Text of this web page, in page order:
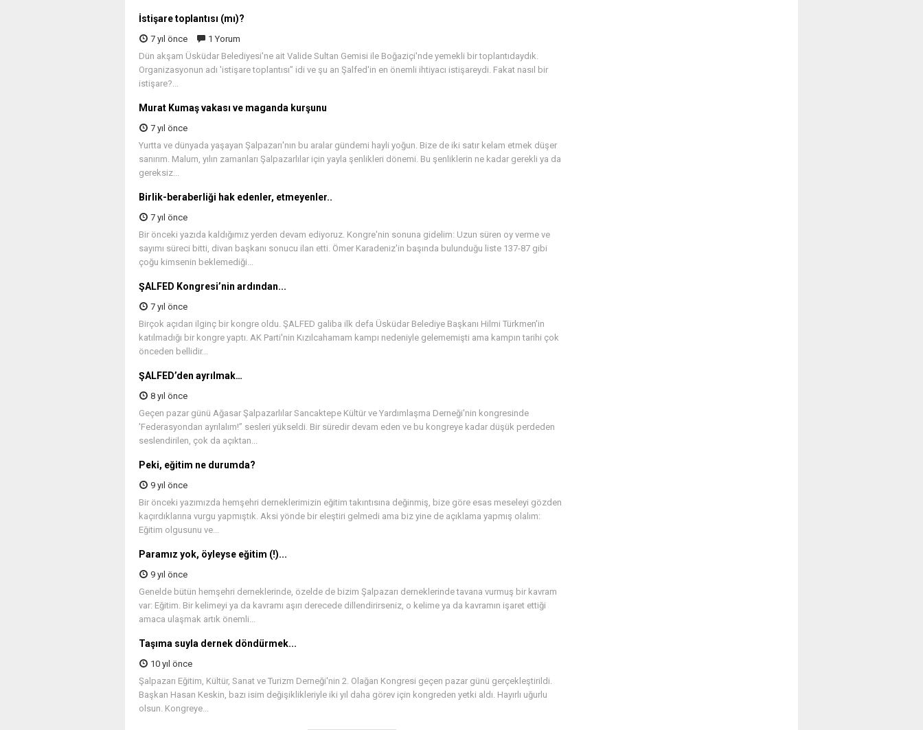
İstişare toplantısı (mı)?
7 yıl önce
1 Yorum
Dün akşam Üsküdar Belediyesi'ne ait Valide Sultan Gemisi ile Boğaziçi'nde yemekli bir toplantıdaydık.
Organizasyonun adı 'istişare toplantısı” idi ve şu an Şalfed'in en önemli ihtiyacı istişareydi. Fakat nasıl bir
istişare?...
Murat Kumaş vakası ve maganda kurşunu
7 yıl önce
Yurtta ve dünyada yaşayan Şalpazarı'nın bu aralar gündemi hayli yoğun. Bize de iki satır kelam etmek düşer
sanırım. Malum, yılın zamanları Şalpazarlılar için yayla şenlikleri dönemi. Bu şenliklerin ne kadar gerekli ya da
gereksiz...
Birlik-beraberliği hak edenler, etmeyenler..
7 yıl önce
Bir önceki yazıda kaldığımız yerden devam ediyoruz. Kongre'nin sonuna gidelim: Uzun süren oy verme ve
sayımı süreci bitti, divan başkanı sonucu ilan etti. Ömer Karadeniz'in başında bulunduğu liste 137-87 gibi
çoğu kimsenin beklemediği...
ŞALFED Kongresi’nin ardından...
7 yıl önce
Birçok açıdan ilginç bir kongre oldu. ŞALFED galiba ilk defa Üsküdar Belediye Başkanı Hilmi Türkmen'in
katılmadığı bir kongre yaptı. AK Parti'nin Kızılcahamam kampı nedeniyle gelememişti ama kampın tarihi çok
önceden bellidir...
ŞALFED’den ayrılmak…
8 yıl önce
Geçen pazar günü Ağasar Şalpazarlılar Sancaktepe Kültür ve Yardımlaşma Derneği'nin kongresinde
'Federasyondan ayrılalım!” sesleri yükseldi. Bir süredir devam eden ve bu kongreye kadar düşük perdeden
seslendirilen, çok da açıktan...
Peki, eğitim ne durumda?
9 yıl önce
Bir önceki yazımızda hemşehri derneklerimizin eğitim takıntısına değinmiş, bize göre esas meseleyi gözden
kaçırdıklarına vurgu yapmıştık. Aksi yönde bir eleştiri gelmedi ama biz yine de açıklama yapmış olalım:
Eğitim olgusunu ve...
Paramız yok, öyleyse eğitim (!)...
9 yıl önce
Genelde bütün hemşehri derneklerinde, özelde de bizim Şalpazarı derneklerinde tavana vurmuş bir kavram
var: Eğitim. Bir kelimeyi ya da kavramı aşırı derecede dillendirirseniz, o kelime ya da kavramın işaret ettiği
amaca ulaşmak artık önemli...
Taşıma suyla dernek döndürmek...
10 yıl önce
Şalpazarı Eğitim, Kültür, Sanat ve Turizm Derneği'nin 2. Olağan Kongresi geçen pazar günü gerçekleştirildi.
Başkan Hasan Keskin, bazı isim değişiklikleriyle iki yıl daha görev için kongreden yetki aldı. Hayırlı uğurlu
olsun. Kongreye...